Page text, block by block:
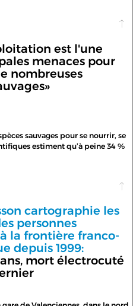
est l'une
menaces pour
nombreuses
sauvages pour se nourrir, se
estiment qu’à peine 34 %
cartographie les
personnes
la frontière franco-
depuis 1999:
ans, mort électrocuté